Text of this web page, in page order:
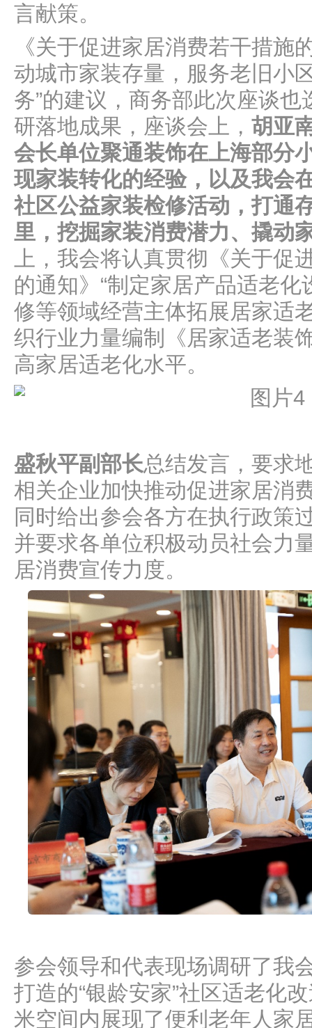
言献策。
《关于促进家居消费若干措施
动城市家装存量，服务老旧小
务”的建议，商务部此次座谈
研落地成果，座谈会上， 胡亚
会长单位聚通装饰在上海部分
现家装转化的经验，以及我会
社区公益家装检修活动，打通
里，挖掘家装消费潜力、撬动
上，我会将认真贯彻《关于促
的通知》“制定家居产品适老
修等领域经营主体拓展居家适
织行业力量编制《居家适老装
高家居适老化水平。
盛秋平副部长总结发言，要求
相关企业加快推动促进家居消
同时给出参会各方在执行政策
并要求各单位积极动员社会力
居消费宣传力度。
参会领导和代表现场调研了我
打造的“银龄安家”社区适老化
米空间内展现了便利老年人家